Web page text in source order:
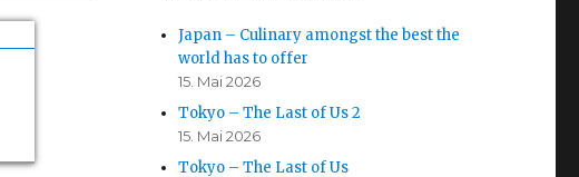
Japan – Culinary amongst the best the
world has to offer
15. Mai 2026
Tokyo – The Last of Us 2
15. Mai 2026
Tokyo – The Last of Us